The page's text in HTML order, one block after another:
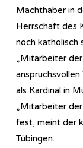
Machthaber in
Herrschaft des
noch katholisch
„Mitarbeiter
als Kardinal in
„Mitarbeiter
fest, meint der
Tübingen.